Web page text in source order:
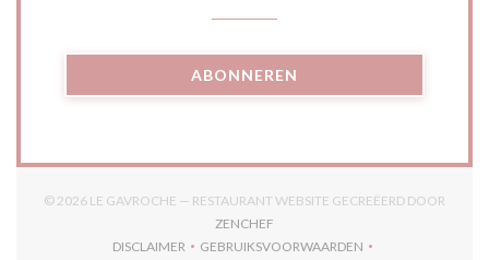
ABONNEREN
© 2026 LE GAVROCHE — RESTAURANT WEBSITE GECREËERD DOOR
ZENCHEF
DISCLAIMER
((OPENT IN EEN NIEUW VENSTER))
GEBRUIKSVOORWAARDEN
((OPENT IN EEN NIEUW